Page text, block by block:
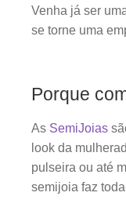
Venha já ser
se torne uma
Porque
As SemiJoias
look da
pulseira ou até
semijoia faz